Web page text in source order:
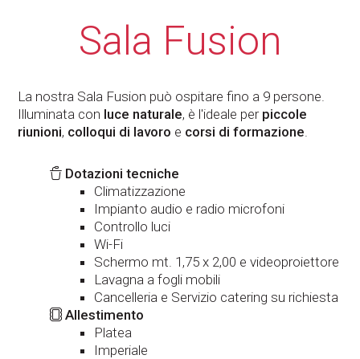
Sala Fusion
La nostra Sala Fusion può ospitare fino a 9 persone.
Illuminata con luce naturale, è l'ideale per piccole
riunioni, colloqui di lavoro e corsi di formazione.
Dotazioni tecniche
Climatizzazione
Impianto audio e radio microfoni
Controllo luci
Wi-Fi
Schermo mt. 1,75 x 2,00 e videoproiettore
Lavagna a fogli mobili
Cancelleria e Servizio catering su richiesta
Allestimento
Platea
Imperiale